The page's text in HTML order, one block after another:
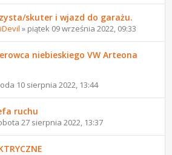
skuter i wjazd do garażu.
» piątek 09 września 2022, 09:33
niebieskiego VW Arteona
10 sierpnia 2022, 13:44
ruchu
27 sierpnia 2022, 13:37